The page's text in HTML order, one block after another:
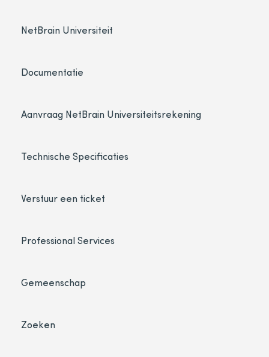
NetBrain Universiteit
Documentatie
Aanvraag NetBrain Universiteitsrekening
Technische Specificaties
Verstuur een ticket
Professional Services
Gemeenschap
Zoeken